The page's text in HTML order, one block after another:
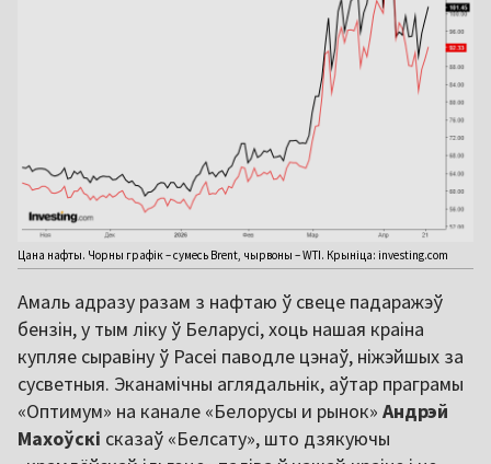
Цана нафты. Чорны графік – сумесь Brent, чырвоны – WTI. Крыніца: investing.com
Амаль адразу разам з нафтаю ў свеце падаражэў
бензін, у тым ліку ў Беларусі, хоць нашая краіна
купляе сыравіну ў Расеі паводле цэнаў, ніжэйшых за
сусветныя. Эканамічны аглядальнік, аўтар праграмы
«Оптимум» на канале «Белорусы и рынок» Андрэй
Махоўскі сказаў «Белсату», што дзякуючы